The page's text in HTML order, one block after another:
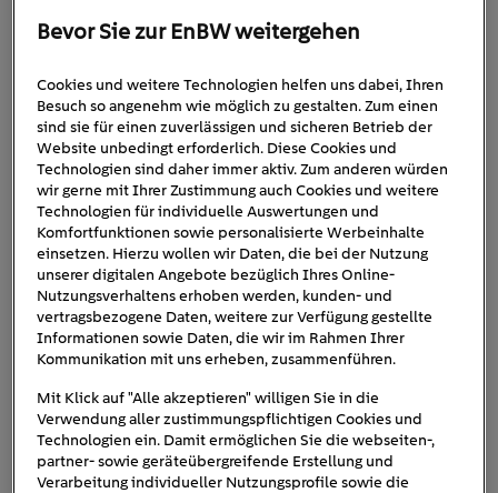
1. Februar 2022 1min
peugeot-e-traveller
Bevor Sie zur EnBW weitergehen
Cookies und weitere Technologien helfen uns dabei, Ihren
Besuch so angenehm wie möglich zu gestalten. Zum einen
sind sie für einen zuverlässigen und sicheren Betrieb der
Website unbedingt erforderlich. Diese Cookies und
Technologien sind daher immer aktiv. Zum anderen würden
wir gerne mit Ihrer Zustimmung auch Cookies und weitere
Technologien für individuelle Auswertungen und
Komfortfunktionen sowie personalisierte Werbeinhalte
einsetzen. Hierzu wollen wir Daten, die bei der Nutzung
unserer digitalen Angebote bezüglich Ihres Online-
Nutzungsverhaltens erhoben werden, kunden- und
vertragsbezogene Daten, weitere zur Verfügung gestellte
Informationen sowie Daten, die wir im Rahmen Ihrer
Kommunikation mit uns erheben, zusammenführen.
Mit Klick auf "Alle akzeptieren" willigen Sie in die
Verwendung aller zustimmungspflichtigen Cookies und
Technologien ein. Damit ermöglichen Sie die webseiten-,
partner- sowie geräteübergreifende Erstellung und
Verarbeitung individueller Nutzungsprofile sowie die